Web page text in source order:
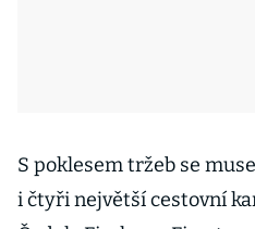
S poklesem tržeb se
i čtyři největší cestovní